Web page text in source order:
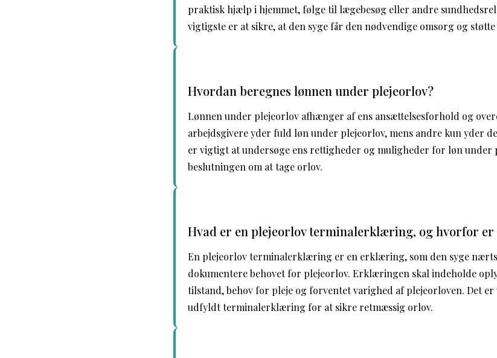
praktisk hjælp i hjemmet, følge til lægebesøg eller andre
vigtigste er at sikre, at den syge får den nødvendige omsorg og
Hvordan beregnes lønnen under plejeorlov?
Lønnen under plejeorlov afhænger af ens ansættelsesforhold og
arbejdsgivere yder fuld løn under plejeorlov, mens andre kun yder
er vigtigt at undersøge ens rettigheder og muligheder for løn
beslutningen om at tage orlov.
Hvad er en plejeorlov terminalerklæring, og hvorfor er
En plejeorlov terminalerklæring er en erklæring, som den syge
dokumentere behovet for plejeorlov. Erklæringen skal indeholde
tilstand, behov for pleje og forventet varighed af plejeorloven. Det
udfyldt terminalerklæring for at sikre retmæssig orlov.